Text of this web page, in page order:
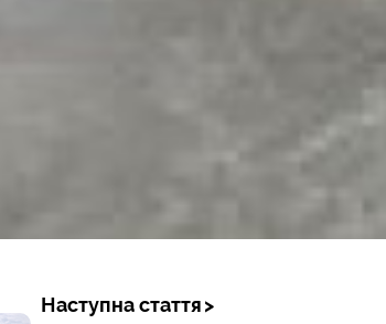
Наступна стаття